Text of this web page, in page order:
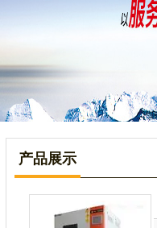
产品展示